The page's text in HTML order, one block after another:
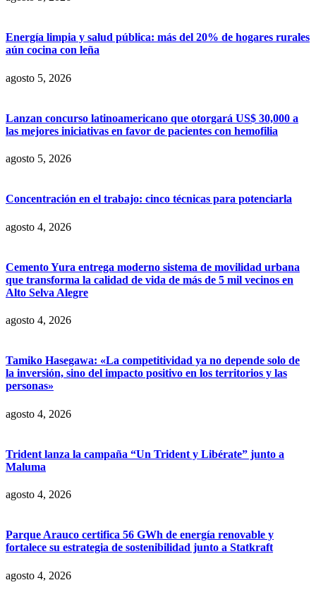
Energía limpia y salud pública: más del 20% de hogares rurales
aún cocina con leña
agosto 5, 2026
Lanzan concurso latinoamericano que otorgará US$ 30,000 a
las mejores iniciativas en favor de pacientes con hemofilia
agosto 5, 2026
Concentración en el trabajo: cinco técnicas para potenciarla
agosto 4, 2026
Cemento Yura entrega moderno sistema de movilidad urbana
que transforma la calidad de vida de más de 5 mil vecinos en
Alto Selva Alegre
agosto 4, 2026
Tamiko Hasegawa: «La competitividad ya no depende solo de
la inversión, sino del impacto positivo en los territorios y las
personas»
agosto 4, 2026
Trident lanza la campaña “Un Trident y Libérate” junto a
Maluma
agosto 4, 2026
Parque Arauco certifica 56 GWh de energía renovable y
fortalece su estrategia de sostenibilidad junto a Statkraft
agosto 4, 2026